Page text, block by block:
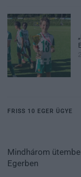
FRISS 10 EGER ÜGYE
Mindhárom
Egerben